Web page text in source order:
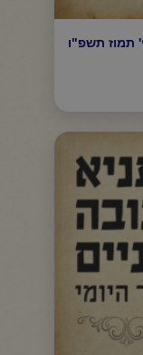
תמוז תשפ"ו